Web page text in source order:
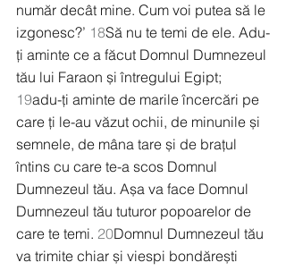
număr decât mine. Cum voi putea să le
izgonesc?’ 18Să nu te temi de ele. Adu-
ți aminte ce a făcut Domnul Dumnezeul
tău lui Faraon și întregului Egipt;
19adu-ți aminte de marile încercări pe
care ți le-au văzut ochii, de minunile și
semnele, de mâna tare și de brațul
întins cu care te-a scos Domnul
Dumnezeul tău. Așa va face Domnul
Dumnezeul tău tuturor popoarelor de
care te temi. 20Domnul Dumnezeul tău
va trimite chiar și viespi bondărești